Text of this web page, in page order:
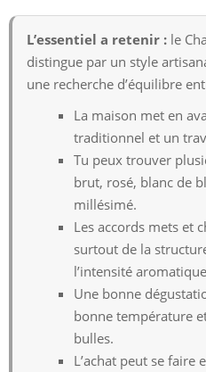
L’essentiel a retenir : le
distingue par un style
une recherche d’équilibre
La maison met en
traditionnel et un
Tu peux trouver
brut, rosé, blanc de
millésimé.
Les accords mets et
surtout de la
l’intensité
Une bonne
bonne température
bulles.
L’achat peut se faire